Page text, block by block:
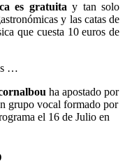
es gratuitay tan solo
y las catas de
que cuesta 10 euros de
…
ha apostado por
grupo vocal formado por
el 16 de Julio en